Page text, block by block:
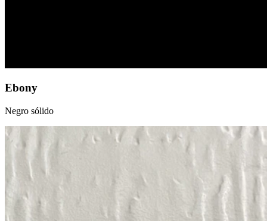
Ebony
Negro sólido